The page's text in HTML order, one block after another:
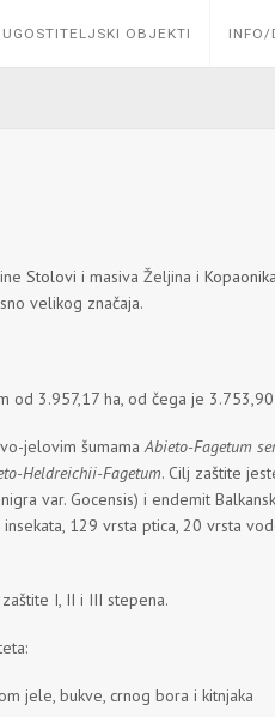
UGOSTITELJSKI OBJEKTI INFO/
Stolovi i masiva Željina i Kopaonika
velikog značaja.
od 3.957,17 ha, od čega je
jelovim šumamaAbieto-Fagetum
Heldreichii-Fagetum. Cilj zaštite
var. Gocensis) i endemit
129 vrsta ptica, 20 vrsta
I, II i III stepena.
jele, bukve, crnog bora i kitnjaka